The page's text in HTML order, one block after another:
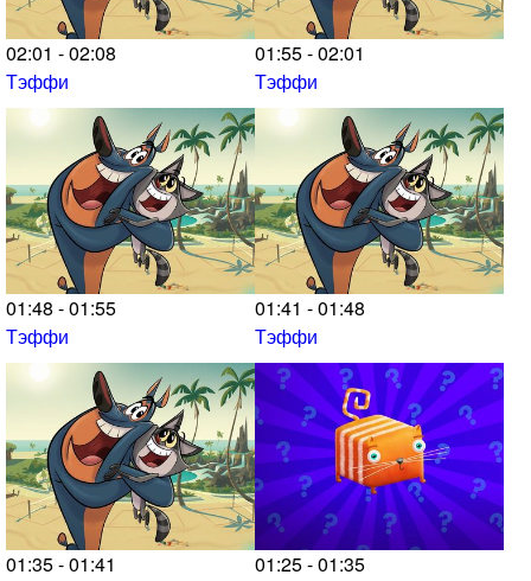
02:01 - 02:08
Тэффи
01:55 - 02:01
Тэффи
01:48 - 01:55
Тэффи
01:41 - 01:48
Тэффи
01:35 - 01:41
01:25 - 01:35